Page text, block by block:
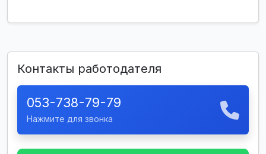
Контакты работодателя
053-738-79-79
Нажмите для звонка